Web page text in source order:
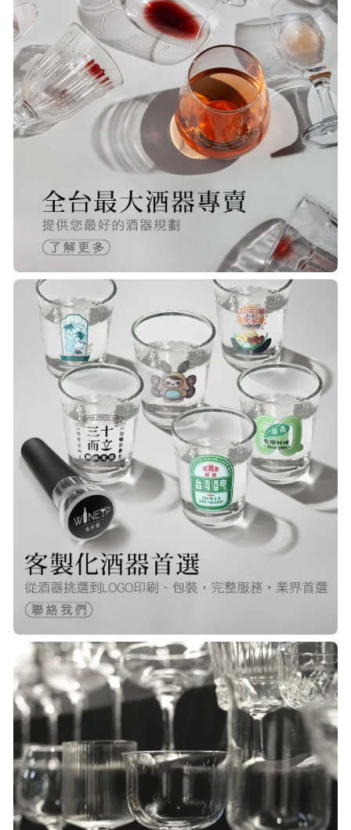
S***
20/Nov/2025 10:10 am
很快就收到商品了，出貨速度相當
快，下單後很快就出貨了，商品包裝
完整，價錢也相當的不錯，值得推薦
R***
21/Nov/2025 05:25 pm
已經回購無數次，賣家態度良好，有
問必答，包裝完整，商品也非常的
棒！
Q***
22/Nov/2025 12:40 pm
很快就收到商品了，出貨速度非常的
快，非常棒的賣家 質感又耐看,細膩
包裝得很小心 CP值很高！！推薦購入
23/Nov/2025 08:00 am
品質非常好！手摸的觸感就很明顯感
覺質感